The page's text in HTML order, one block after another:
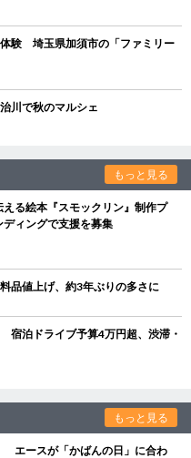
験 埼玉県加須市の「ファミリー
川で秋のマルシェ
もっと見る
る絵本『スモックリン』制作プ
ィングで支援を募集
品値上げ、約3年ぶりの多さに
泊ドライブ予算4万円超、渋滞・
もっと見る
エースが「かばんの日」に合わ